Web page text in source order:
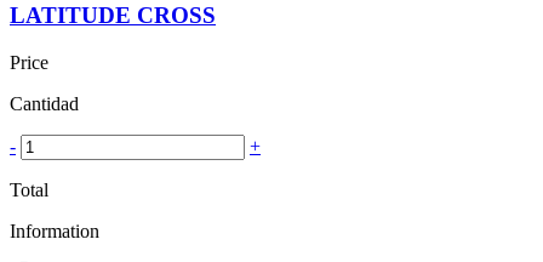
LATITUDE CROSS
Price
Cantidad
- +
Total
Information